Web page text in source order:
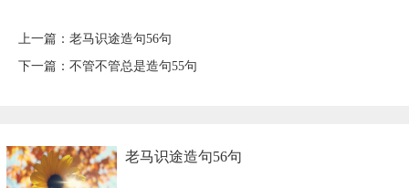
上一篇： ​老马识途造句56句
下一篇： ​不管不管总是造句55句
​老马识途造句56句